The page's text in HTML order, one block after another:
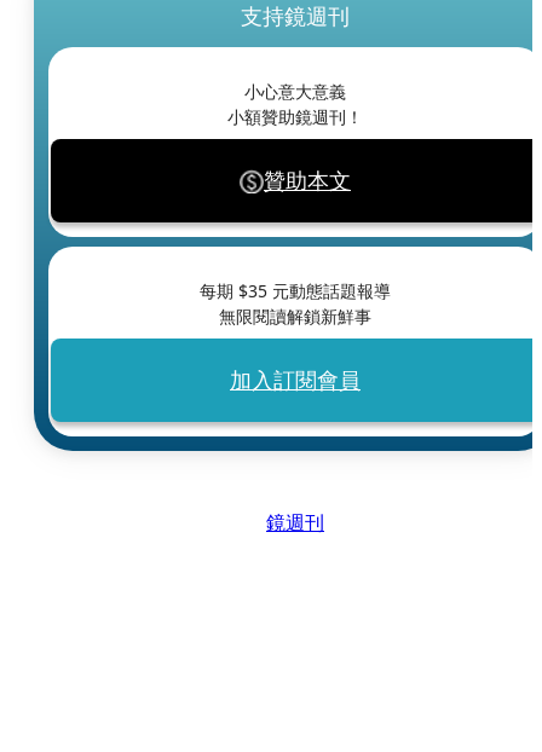
支持鏡週刊
小心意大意義
小額贊助鏡週刊！
贊助本文
每期 $35 元動態話題報導
無限閱讀解鎖新鮮事
加入訂閱會員
鏡週刊